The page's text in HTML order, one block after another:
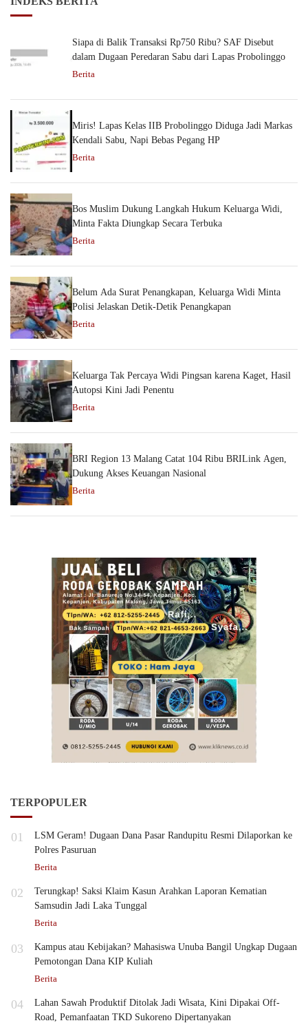
Siapa di Balik Transaksi Rp750 Ribu? SAF Disebut
dalam Dugaan Peredaran Sabu dari Lapas Probolinggo
Berita
Miris! Lapas Kelas IIB Probolinggo Diduga Jadi Markas
Kendali Sabu, Napi Bebas Pegang HP
Berita
Bos Muslim Dukung Langkah Hukum Keluarga Widi,
Minta Fakta Diungkap Secara Terbuka
Berita
Belum Ada Surat Penangkapan, Keluarga Widi Minta
Polisi Jelaskan Detik-Detik Penangkapan
Berita
Keluarga Tak Percaya Widi Pingsan karena Kaget, Hasil
Autopsi Kini Jadi Penentu
Berita
BRI Region 13 Malang Catat 104 Ribu BRILink Agen,
Dukung Akses Keuangan Nasional
Berita
TERPOPULER
01
LSM Geram! Dugaan Dana Pasar Randupitu Resmi Dilaporkan ke
Polres Pasuruan
Berita
02
Terungkap! Saksi Klaim Kasun Arahkan Laporan Kematian
Samsudin Jadi Laka Tunggal
Berita
03
Kampus atau Kebijakan? Mahasiswa Unuba Bangil Ungkap Dugaan
Pemotongan Dana KIP Kuliah
Berita
04
Lahan Sawah Produktif Ditolak Jadi Wisata, Kini Dipakai Off-
Road, Pemanfaatan TKD Sukoreno Dipertanyakan